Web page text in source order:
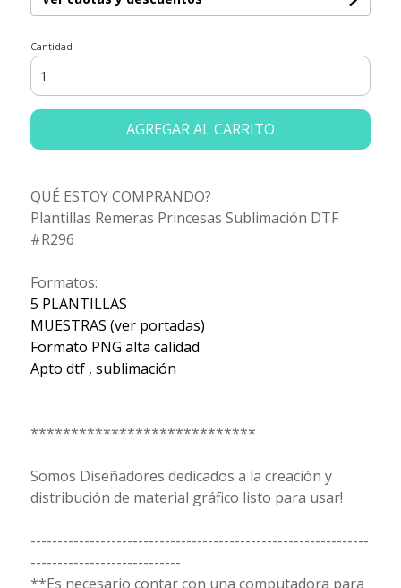
Cantidad
AGREGAR AL CARRITO
QUÉ ESTOY COMPRANDO?
Plantillas Remeras Princesas Sublimación DTF
#R296
Formatos:
5 PLANTILLAS
MUESTRAS (ver portadas)
Formato PNG alta calidad
Apto dtf , sublimación
****************************
Somos Diseñadores dedicados a la creación y
distribución de material gráfico listo para usar!
---------------------------------------------------------------
----------------------------
**Es necesario contar con una computadora para